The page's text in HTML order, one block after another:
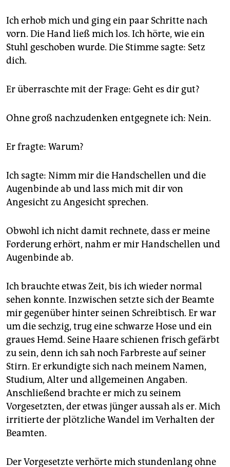
Ich erhob mich und ging ein paar Schritte nach
vorn. Die Hand ließ mich los. Ich hörte, wie ein
Stuhl geschoben wurde. Die Stimme sagte: Setz
dich.
Er überraschte mit der Frage: Geht es dir gut?
Ohne groß nachzudenken entgegnete ich: Nein.
Er fragte: Warum?
Ich sagte: Nimm mir die Handschellen und die
Augenbinde ab und lass mich mit dir von
Angesicht zu Angesicht sprechen.
Obwohl ich nicht damit rechnete, dass er meine
Forderung erhört, nahm er mir Handschellen und
Augenbinde ab.
Ich brauchte etwas Zeit, bis ich wieder normal
sehen konnte. Inzwischen setzte sich der Beamte
mir gegenüber hinter seinen Schreibtisch. Er war
um die sechzig, trug eine schwarze Hose und ein
graues Hemd. Seine Haare schienen frisch gefärbt
zu sein, denn ich sah noch Farbreste auf seiner
Stirn. Er erkundigte sich nach meinem Namen,
Studium, Alter und allgemeinen Angaben.
Anschließend brachte er mich zu seinem
Vorgesetzten, der etwas jünger aussah als er. Mich
irritierte der plötzliche Wandel im Verhalten der
Beamten.
Der Vorgesetzte verhörte mich stundenlang ohne